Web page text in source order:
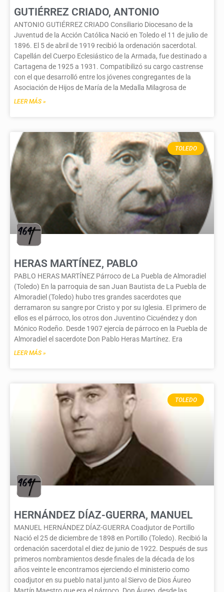
GUTIÉRREZ CRIADO, ANTONIO
ANTONIO GUTIÉRREZ CRIADO Consiliario Diocesano de la
Juventud de la Acción Católica Nació en Toledo el 11 de julio de
1896. El 5 de abril de 1919 recibió la ordenación sacerdotal.
Capellán del Cuerpo Eclesiástico de la Armada, fue destinado a
Cartagena de 1925 a 1931. Compatibilizó su cargo castrense
con el que desarrolló entre los jóvenes congregantes de la
Asociación de Hijos de María de la Medalla Milagrosa de
LEER MÁS »
TOLEDO
HERAS MARTÍNEZ, PABLO
PABLO HERAS MARTÍNEZ Párroco de La Puebla de Almoradiel
(Toledo) En la parroquia de san Juan Bautista de La Puebla de
Almoradiel (Toledo) hubo tres grandes sacerdotes que
derramaron su sangre por Cristo y por su Iglesia. El primero de
ellos es el párroco, los otros don Juventino Cicuéndez y don
Mónico Rodeño. Desde 1907 ejercía de párroco en la Puebla de
Almoradiel el sacerdote Don Pablo Heras Martínez. Era
LEER MÁS »
TOLEDO
HERNÁNDEZ DÍAZ-GUERRA, MANUEL
MANUEL HERNÁNDEZ DÍAZ-GUERRA Coadjutor de Portillo
Nació el 25 de diciembre de 1898 en Portillo (Toledo). Recibió la
ordenación sacerdotal el diez de junio de 1922. Después de sus
primeros nombramientos desde finales de la década de los
años veinte le encontramos ejerciendo el ministerio como
coadjutor en su pueblo natal junto al Siervo de Dios Áureo